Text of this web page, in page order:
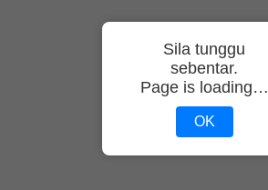
Sila tunggu
sebentar.
Page is loading…
OK